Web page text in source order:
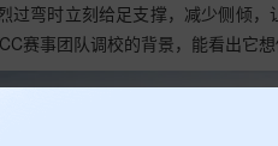
过弯时立刻给足支撑，减少侧倾
赛事团队调校的背景，能看出它